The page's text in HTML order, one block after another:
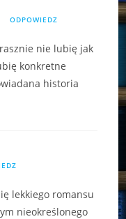
ODPOWIEDZ
nie lubię jak
konkretne
historia
lekkiego romansu
nieokreślonego